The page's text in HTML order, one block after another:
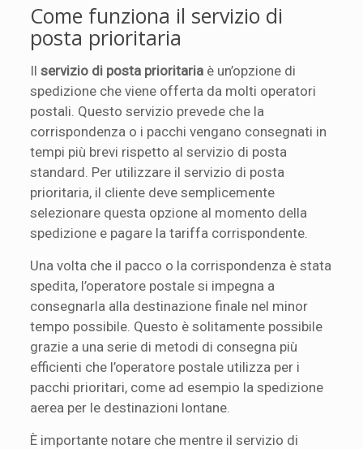
Come funziona il servizio di
posta prioritaria
Ilservizio di posta prioritaria è un’opzione di
spedizione che viene offerta da molti operatori
postali. Questo servizio prevede che la
corrispondenza o i pacchi vengano consegnati in
tempi più brevi rispetto al servizio di posta
standard. Per utilizzare il servizio di posta
prioritaria, il cliente deve semplicemente
selezionare questa opzione al momento della
spedizione e pagare la tariffa corrispondente.
Una volta che il pacco o la corrispondenza è stata
spedita, l’operatore postale si impegna a
consegnarla alla destinazione finale nel minor
tempo possibile. Questo è solitamente possibile
grazie a una serie di metodi di consegna più
efficienti che l’operatore postale utilizza per i
pacchi prioritari, come ad esempio la spedizione
aerea per le destinazioni lontane.
È importante notare che mentre il servizio di